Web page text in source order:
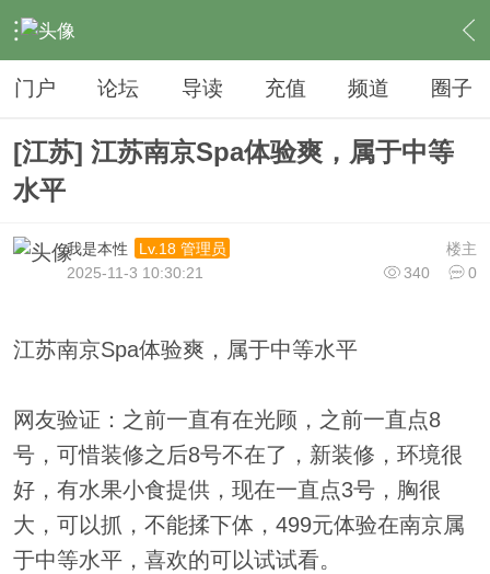
› 夜生活 › SPA › 内容
门户 论坛 导读 充值 频道 圈子
[江苏] 江苏南京Spa体验爽，属于中等
水平
楼主
我是本性
Lv.18 管理员
340
0
2025-11-3 10:30:21
江苏南京Spa体验爽，属于中等水平
网友验证：之前一直有在光顾，之前一直点8
号，可惜装修之后8号不在了，新装修，环境很
好，有水果小食提供，现在一直点3号，胸很
大，可以抓，不能揉下体，499元体验在南京属
于中等水平，喜欢的可以试试看。